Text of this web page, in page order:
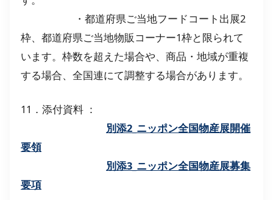
・都道府県ご当地フードコート出展2
枠、都道府県ご当地物販コーナー1枠と限られて
います。枠数を超えた場合や、商品・地域が重複
する場合、全国連にて調整する場合があります。
11．添付資料 ：
別添2_ニッポン全国物産展開催
要領
別添3_ニッポン全国物産展募集
要項